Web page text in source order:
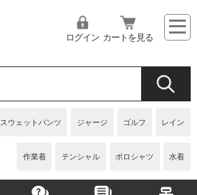
スウェットパンツ ジャージ ゴルフ レイン
作業着 テンシャル ポロシャツ 水着
ログイン カートを見る